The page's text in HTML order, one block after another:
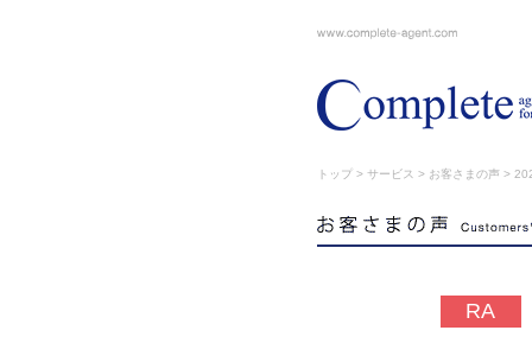
トップ> サービス > お客さまの声>
RA